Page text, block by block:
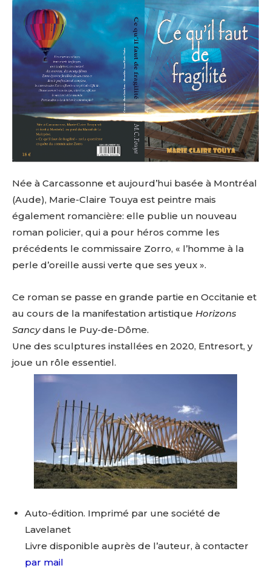
Née à Carcassonne et aujourd’hui basée à Montréal
(Aude), Marie-Claire Touya est peintre mais
également romancière: elle publie un nouveau
roman policier, qui a pour héros comme les
précédents le commissaire Zorro, « l’homme à la
perle d’oreille aussi verte que ses yeux ».
Ce roman se passe en grande partie en Occitanie et
au cours de la manifestation artistique Horizons
Sancydans le Puy-de-Dôme.
Une des sculptures installées en 2020, Entresort, y
joue un rôle essentiel.
Auto-édition. Imprimé par une société de
Lavelanet
Livre disponible auprès de l’auteur, à contacter
par mail